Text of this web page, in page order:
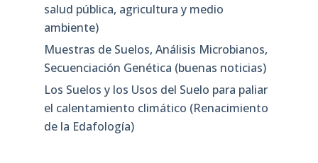
salud pública, agricultura y medio
ambiente)
Muestras de Suelos, Análisis Microbianos,
Secuenciación Genética (buenas noticias)
Los Suelos y los Usos del Suelo para paliar
el calentamiento climático (Renacimiento
de la Edafología)